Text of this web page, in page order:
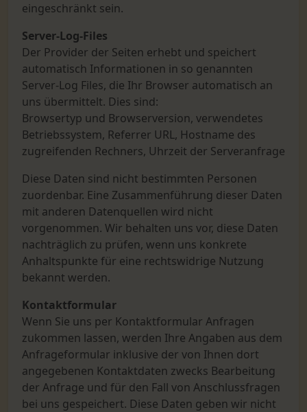
eingeschränkt sein.
Server-Log-Files
Der Provider der Seiten erhebt und speichert
automatisch Informationen in so genannten
Server-Log Files, die Ihr Browser automatisch an
uns übermittelt. Dies sind:
Browsertyp und Browserversion, verwendetes
Betriebssystem, Referrer URL, Hostname des
zugreifenden Rechners, Uhrzeit der Serveranfrage
Diese Daten sind nicht bestimmten Personen
zuordenbar. Eine Zusammenführung dieser Daten
mit anderen Datenquellen wird nicht
vorgenommen. Wir behalten uns vor, diese Daten
nachträglich zu prüfen, wenn uns konkrete
Anhaltspunkte für eine rechtswidrige Nutzung
bekannt werden.
Kontaktformular
Wenn Sie uns per Kontaktformular Anfragen
zukommen lassen, werden Ihre Angaben aus dem
Anfrageformular inklusive der von Ihnen dort
angegebenen Kontaktdaten zwecks Bearbeitung
der Anfrage und für den Fall von Anschlussfragen
bei uns gespeichert. Diese Daten geben wir nicht